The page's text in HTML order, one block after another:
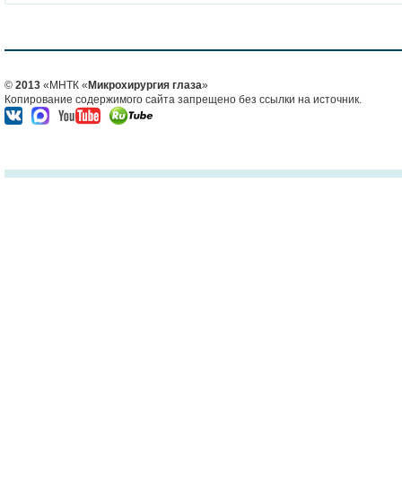
© 2013 «МНТК « Микрохирургия глаза»
Копирование содержимого сайта запрещено без ссылки на источник.